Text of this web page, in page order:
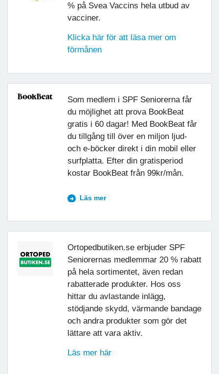
% på Svea Vaccins hela utbud av
vacciner.
Klicka här för att läsa mer om
förmånen
Som medlem i SPF Seniorerna får
du möjlighet att prova BookBeat
gratis i 60 dagar! Med BookBeat får
du tillgång till över en miljon ljud-
och e-böcker direkt i din mobil eller
surfplatta. Efter din gratisperiod
kostar BookBeat från 99kr/mån.
Läs mer
Ortopedbutiken.se erbjuder SPF
Seniorernas medlemmar 20 % rabatt
på hela sortimentet, även redan
rabatterade produkter. Hos oss
hittar du avlastande inlägg,
stödjande skydd, värmande bandage
och andra produkter som gör det
lättare att vara aktiv.
Läs mer här